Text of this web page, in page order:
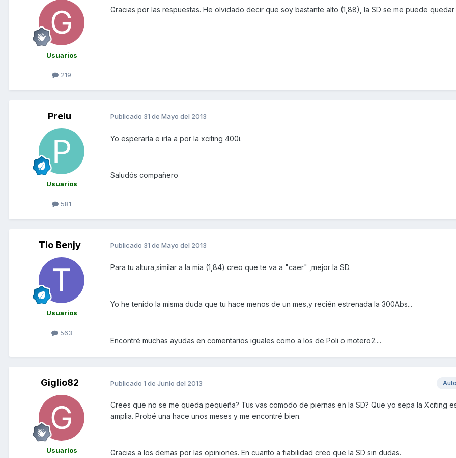
Usuarios
219
Gracias por las respuestas. He olvidado decir que soy bastante alto (1,88), la SD se me puede
Prelu
Usuarios
581
Publicado 31 de Mayo del 2013
Yo esperaría e iría a por la xciting 400i.
Saludós compañero
Tio Benjy
Usuarios
563
Publicado 31 de Mayo del 2013
Para tu altura,similar a la mía (1,84) creo que te va a "caer" ,mejor la SD.
Yo he tenido la misma duda que tu hace menos de un mes,y recién estrenada la 300Abs...
Encontré muchas ayudas en comentarios iguales como a los de Poli o motero2....
Giglio82
Usuarios
Publicado 1 de Junio del 2013
Crees que no se me queda pequeña? Tus vas comodo de piernas en la SD? Que yo sepa la Xciting
amplia. Probé una hace unos meses y me encontré bien.
Gracias a los demas por las opiniones. En cuanto a fiabilidad creo que la SD sin dudas.